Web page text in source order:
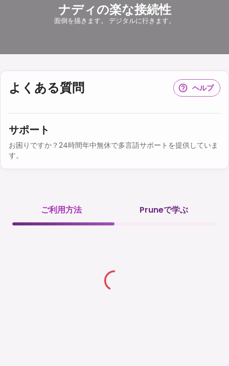
ナディの楽な接続性
面倒を描きます。 デジタルに行きます。
よくある質問 ヘルプ
サポート
お困りですか？24時間年中無休で多言語サポートを提供していま
す。
ご利用方法 Pruneで学ぶ